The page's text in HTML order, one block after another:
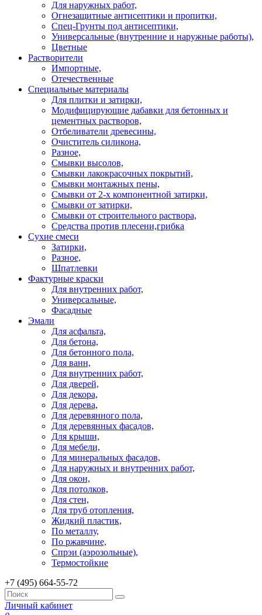
Для наружных работ,
Огнезащитные антисептики и пропитки,
Спец-Грунты под антисептики,
Универсальные (внутренние и наружные работы),
Цветные
Растворители
Импортные,
Отечественные
Специальные материалы
Для плитки и затирки,
Модифицирующие дабавки для бетонных и
цементных растворов,
Отбеливатели древесины,
Очиститель силикона,
Разное,
Смывки высолов,
Смывки лакокрасочных покрытий,
Смывки монтажных пены,
Смывки от 2-х компонентной затирки,
Смывки от затирки,
Смывки от строительного раствора,
Средства против плесени,грибка
Сухие смеси
Затирки,
Разное,
Шпатлевки
Фактурные краски
Для внутренних работ,
Универсальные,
Фасадные
Эмали
Для асфальта,
Для бетона,
Для бетонного пола,
Для ванн,
Для внутренних работ,
Для дверей,
Для декора,
Для дерева,
Для деревянного пола,
Для деревянных фасадов,
Для крыши,
Для мебели,
Для минеральных фасадов,
Для наружных и внутренних работ,
Для окон,
Для потолков,
Для стен,
Для труб отопления,
Жидкий пластик,
По металлу,
По ржавчине,
Спрэи (аэрозольные),
Термостойкие
+7 (495) 664-55-72
Личный кабинет